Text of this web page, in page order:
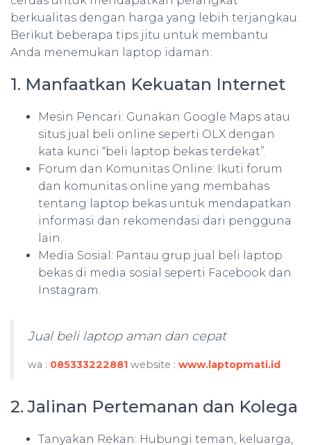
berkualitas dengan harga yang lebih terjangkau.
Berikut beberapa tips jitu untuk membantu
Anda menemukan laptop idaman:
1. Manfaatkan Kekuatan Internet
Mesin Pencari: Gunakan Google Maps atau
situs jual beli online seperti OLX dengan
kata kunci “beli laptop bekas terdekat”.
Forum dan Komunitas Online: Ikuti forum
dan komunitas online yang membahas
tentang laptop bekas untuk mendapatkan
informasi dan rekomendasi dari pengguna
lain.
Media Sosial: Pantau grup jual beli laptop
bekas di media sosial seperti Facebook dan
Instagram.
Jual beli laptop aman dan cepat
wa : 085333222881 website : www.laptopmati.id
2. Jalinan Pertemanan dan Kolega
Tanyakan Rekan: Hubungi teman, keluarga,